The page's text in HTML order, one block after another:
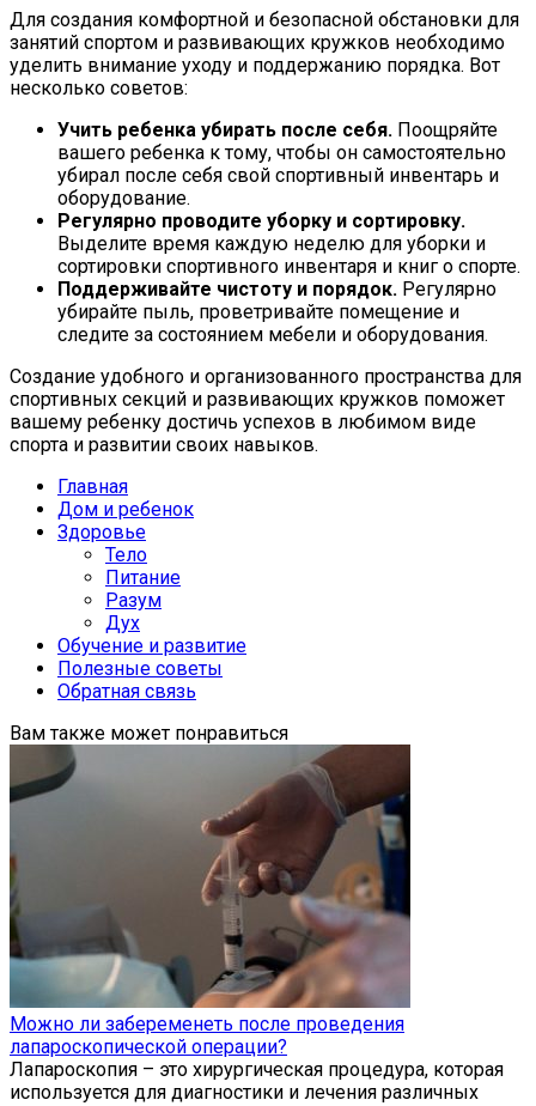
Для создания комфортной и безопасной обстановки для
занятий спортом и развивающих кружков необходимо
уделить внимание уходу и поддержанию порядка. Вот
несколько советов:
Учить ребенка убирать после себя. Поощряйте
вашего ребенка к тому, чтобы он самостоятельно
убирал после себя свой спортивный инвентарь и
оборудование.
Регулярно проводите уборку и сортировку.
Выделите время каждую неделю для уборки и
сортировки спортивного инвентаря и книг о спорте.
Поддерживайте чистоту и порядок. Регулярно
убирайте пыль, проветривайте помещение и
следите за состоянием мебели и оборудования.
Создание удобного и организованного пространства для
спортивных секций и развивающих кружков поможет
вашему ребенку достичь успехов в любимом виде
спорта и развитии своих навыков.
Главная
Дом и ребенок
Здоровье
Тело
Питание
Разум
Дух
Обучение и развитие
Полезные советы
Обратная связь
Вам также может понравиться
Можно ли забеременеть после проведения
лапароскопической операции?
Лапароскопия – это хирургическая процедура, которая
используется для диагностики и лечения различных